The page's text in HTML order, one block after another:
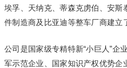
埃孚、天纳克、蒂森克虏伯、安斯
件制造商及比亚迪等整车厂商建立
公司是国家级专精特新“小巨人”企
军示范企业、国家知识产权优势企